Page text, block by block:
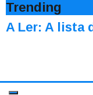
Trending
A Ler: A lista